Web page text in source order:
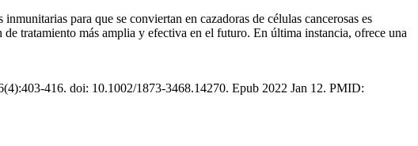
para que se conviertan en cazadoras de células cancerosas es
tratamiento más amplia y efectiva en el futuro. En última instancia, ofrece una
416. doi: 10.1002/1873-3468.14270. Epub 2022 Jan 12. PMID: